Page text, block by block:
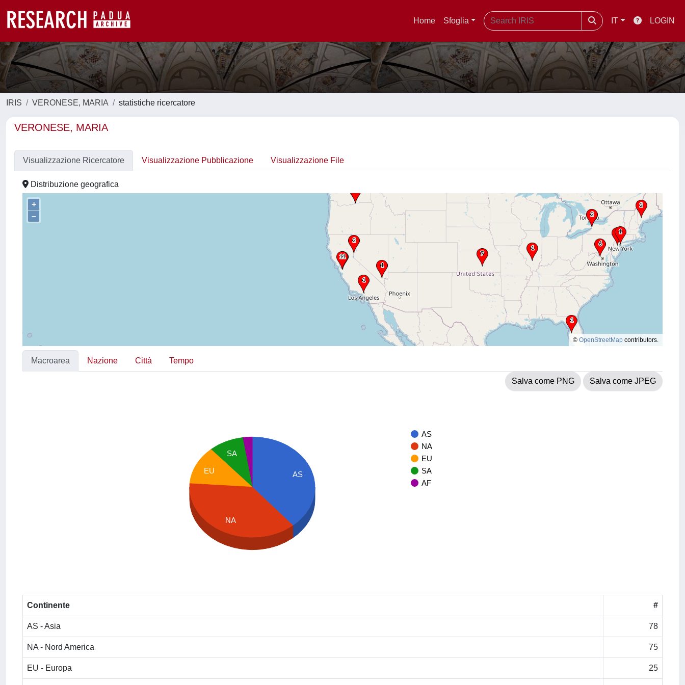
Home Sfoglia IT LOGIN
IRIS VERONESE, MARIA statistiche ricercatore
VERONESE, MARIA
Visualizzazione Ricercatore Visualizzazione Pubblicazione Visualizzazione File
Distribuzione geografica
+
–
© OpenStreetMap contributors.
Macroarea Nazione Città Tempo
Salva come PNG Salva come JPEG
AS
NA
EU
SA
AF
AS
SA
EU
NA
Continente #
AS - Asia 78
NA - Nord America 75
EU - Europa 25